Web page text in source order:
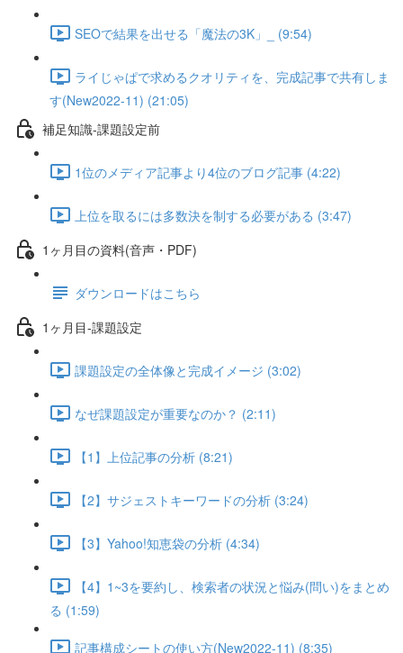
SEOで結果を出せる「魔法の3K」_ (9:54)
ライじゃぱで求めるクオリティを、完成記事で共有しま
す(New2022-11) (21:05)
補足知識-課題設定前
1位のメディア記事より4位のブログ記事 (4:22)
上位を取るには多数決を制する必要がある (3:47)
1ヶ月目の資料(音声・PDF)
ダウンロードはこちら
1ヶ月目-課題設定
課題設定の全体像と完成イメージ (3:02)
なぜ課題設定が重要なのか？ (2:11)
【1】上位記事の分析 (8:21)
【2】サジェストキーワードの分析 (3:24)
【3】Yahoo!知恵袋の分析 (4:34)
【4】1~3を要約し、検索者の状況と悩み(問い)をまとめ
る (1:59)
記事構成シートの使い方(New2022-11) (8:35)